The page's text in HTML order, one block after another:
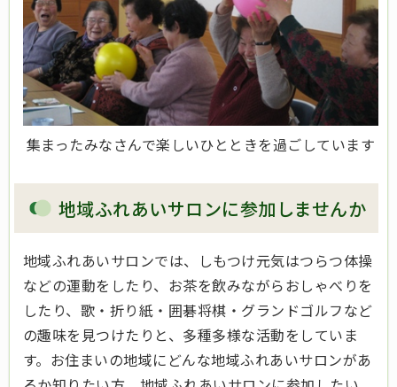
集まったみなさんで楽しいひとときを過ごしています
地域ふれあいサロンに参加しませんか
地域ふれあいサロンでは、しもつけ元気はつらつ体操
などの運動をしたり、お茶を飲みながらおしゃべりを
したり、歌・折り紙・囲碁将棋・グランドゴルフなど
の趣味を見つけたりと、多種多様な活動をしていま
す。お住まいの地域にどんな地域ふれあいサロンがあ